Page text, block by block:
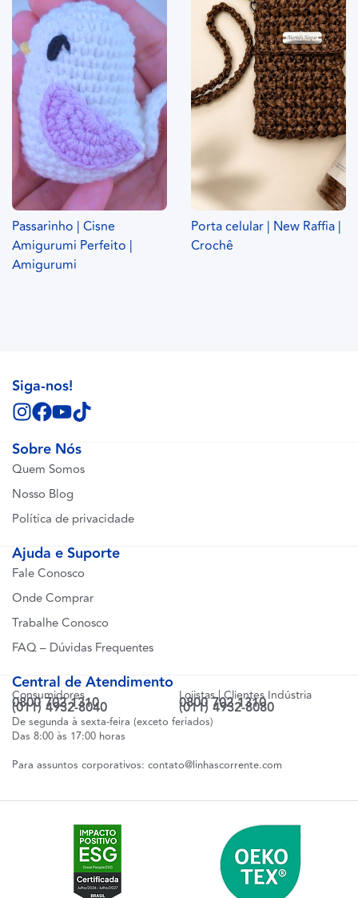
Passarinho | Cisne
Amigurumi Perfeito |
Amigurumi
Porta celular | New Raffia |
Crochê
Sobre Nós
Quem Somos
Nosso Blog
Política de privacidade
Ajuda e Suporte
Fale Conosco
Onde Comprar
Trabalhe Conosco
FAQ – Dúvidas Frequentes
Central de Atendimento
Consumidores
0800 702 1310
(011) 4932-8040
Lojistas | Clientes Indústria
0800 702 1310
(011) 4932-8080
De segunda à sexta-feira (exceto feriados)
Das 8:00 às 17:00 horas
Para assuntos corporativos: contato@linhascorrente.com
Siga-nos!